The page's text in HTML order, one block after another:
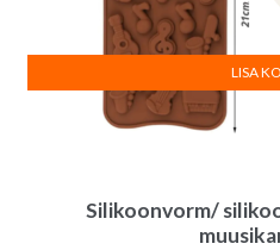
Silikoonvorm/
LISA